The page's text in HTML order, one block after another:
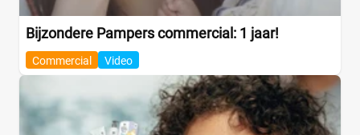
Bijzondere Pampers commercial: 1 jaar!
Commercial Video